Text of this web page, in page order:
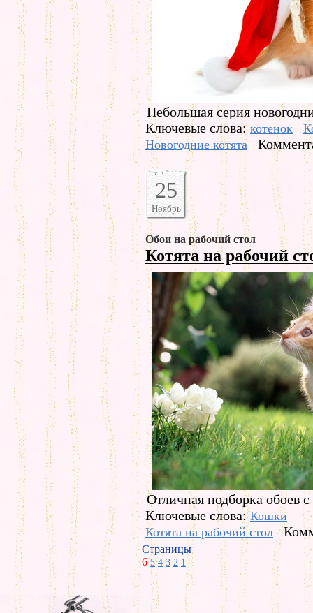
Небольшая серия
Ключевые слова: котенок
Новогодние котята
25
Ноябрь
Обои на рабочий стол
Котята на рабочий
Отличная подборка обоев
Ключевые слова:Кошки
Котята на рабочий стол
Страницы
6 5 4 3 2 1